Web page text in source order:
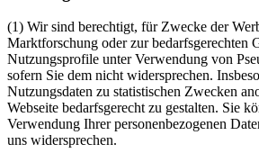
(1) Wir sind berechtigt, für Zwecke der
Marktforschung oder zur bedarfsgerechten
Nutzungsprofile unter Verwendung von
sofern Sie dem nicht widersprechen.
Nutzungsdaten zu statistischen Zwecken
Webseite bedarfsgerecht zu gestalten. Sie
Verwendung Ihrer personenbezogenen
uns widersprechen.